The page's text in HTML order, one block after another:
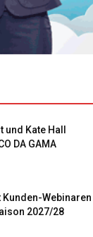
Kate Hall
DA GAMA
Webinaren
2027/28